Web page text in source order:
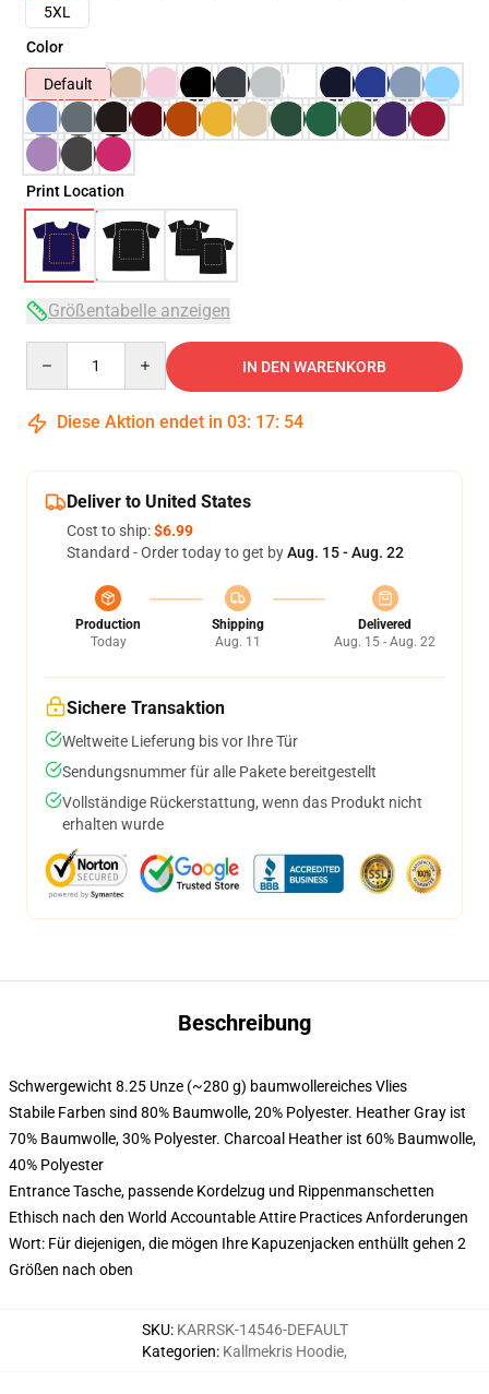
5XL
Color
Default
Print Location
Größentabelle anzeigen
IN DEN WARENKORB
Diese Aktion endet in 03: 17: 53
Deliver to United States
Cost to ship:$6.99
Standard - Order today to get byAug. 15 - Aug. 22
Production
Today
Shipping
Aug. 11
Delivered
Aug. 15 - Aug. 22
Sichere Transaktion
Weltweite Lieferung bis vor Ihre Tür
Sendungsnummer für alle Pakete bereitgestellt
Vollständige Rückerstattung, wenn das Produkt nicht
erhalten wurde
Beschreibung
Schwergewicht 8.25 Unze (~280 g) baumwollereiches Vlies
Stabile Farben sind 80% Baumwolle, 20% Polyester. Heather Gray ist
70% Baumwolle, 30% Polyester. Charcoal Heather ist 60% Baumwolle,
40% Polyester
Entrance Tasche, passende Kordelzug und Rippenmanschetten
Ethisch nach den World Accountable Attire Practices Anforderungen
Wort: Für diejenigen, die mögen Ihre Kapuzenjacken enthüllt gehen 2
Größen nach oben
SKU: KARRSK-14546-DEFAULT
Kategorien: Kallmekris Hoodie,